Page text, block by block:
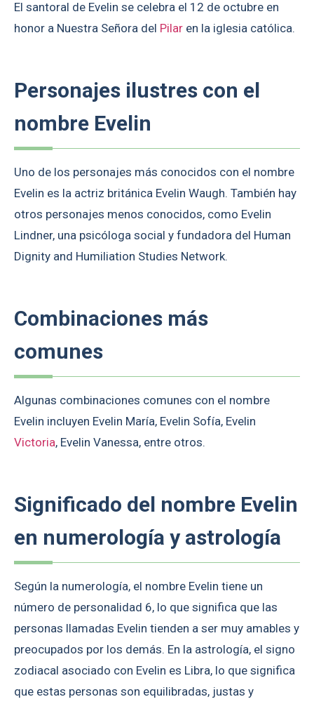
El santoral de Evelin se celebra el 12 de octubre en
honor a Nuestra Señora del Pilar en la iglesia católica.
Personajes ilustres con el
nombre Evelin
Uno de los personajes más conocidos con el nombre
Evelin es la actriz británica Evelin Waugh. También hay
otros personajes menos conocidos, como Evelin
Lindner, una psicóloga social y fundadora del Human
Dignity and Humiliation Studies Network.
Combinaciones más
comunes
Algunas combinaciones comunes con el nombre
Evelin incluyen Evelin María, Evelin Sofía, Evelin
Victoria, Evelin Vanessa, entre otros.
Significado del nombre Evelin
en numerología y astrología
Según la numerología, el nombre Evelin tiene un
número de personalidad 6, lo que significa que las
personas llamadas Evelin tienden a ser muy amables y
preocupados por los demás. En la astrología, el signo
zodiacal asociado con Evelin es Libra, lo que significa
que estas personas son equilibradas, justas y